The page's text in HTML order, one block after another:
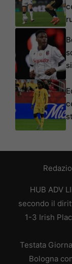
HUB ADV
secondo il
1-3 Irish
Testata
Bologna